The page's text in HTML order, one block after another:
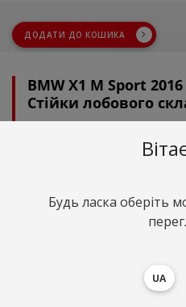
ДОДАТИ ДО КОШИКА
BMW X1 M Sport
Стійки лобового
грн.
Будь ласка оберіть
UA